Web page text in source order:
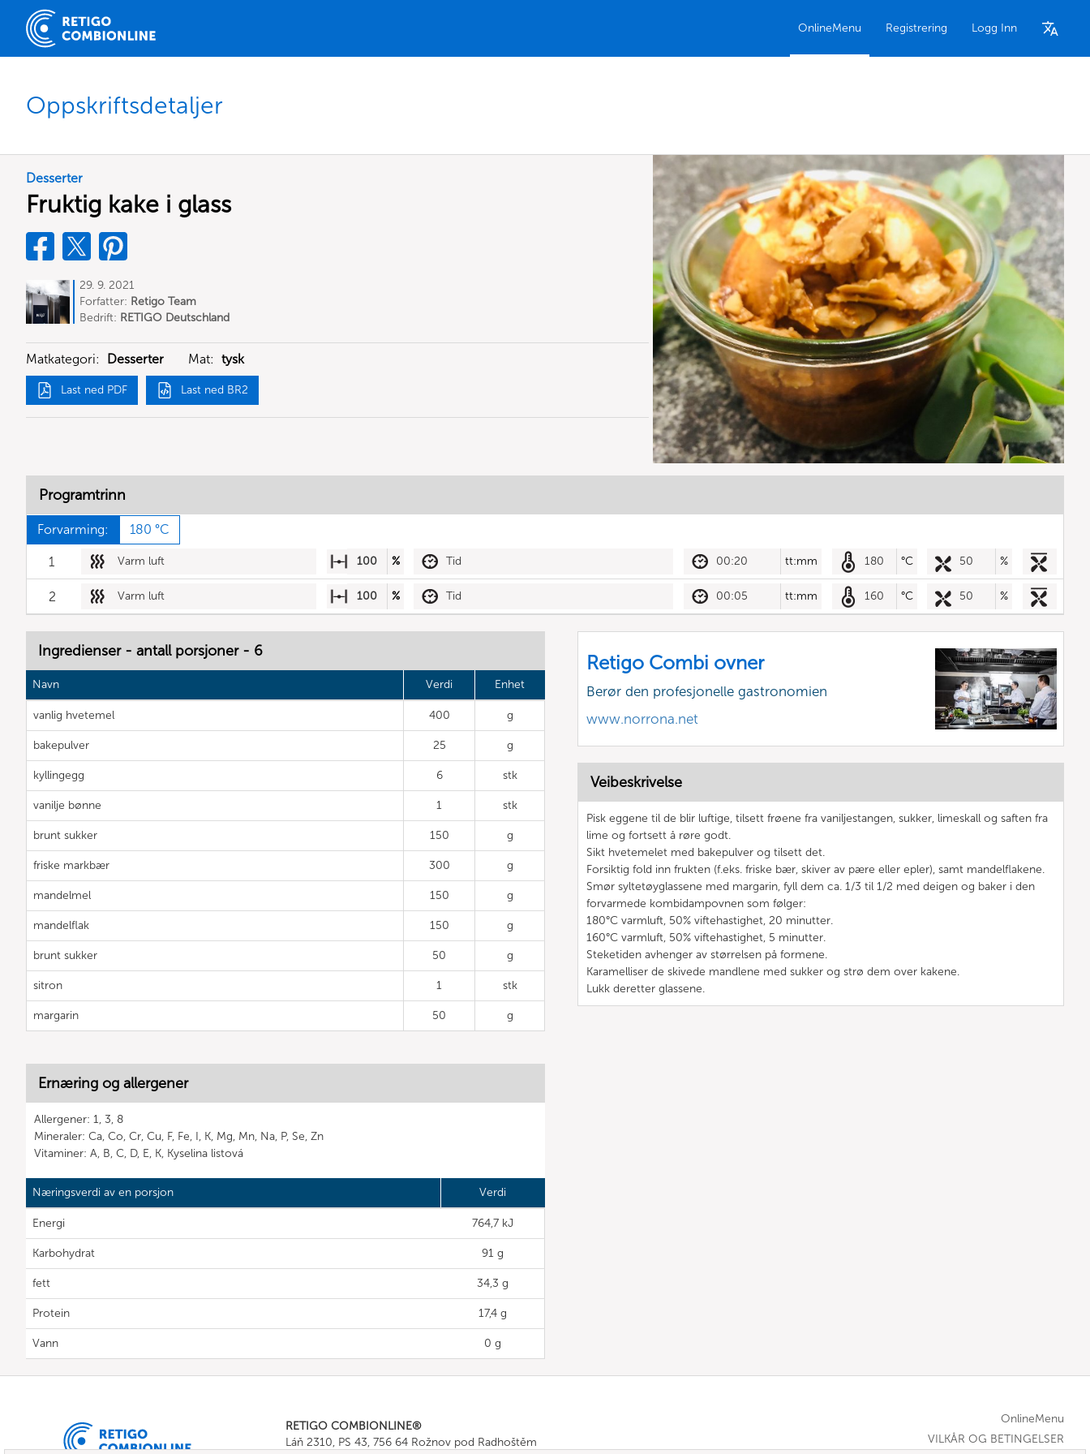
OnlineMenu Registrering Logg Inn
Oppskriftsdetaljer
Desserter
Fruktig kake i glass
29. 9. 2021
Forfatter: Retigo Team
Deutschland
Bedrift: RETIGO Deutschland
Matkategori: Desserter Mat: tysk
Last ned PDF Last ned BR2
Programtrinn
Forvarming: 180 °C
1 Varm luft 100 % Tid 00:20 tt:mm 180 °C 50 %
2 Varm luft 100 % Tid 00:05 tt:mm 160 °C 50 %
Ingredienser - antall porsjoner - 6
Navn Verdi Enhet
vanlig hvetemel 400 g
bakepulver 25 g
kyllingegg 6 stk
vanilje bønne 1 stk
brunt sukker 150 g
friske markbær 300 g
mandelmel 150 g
mandelflak 150 g
brunt sukker 50 g
sitron 1 stk
margarin 50 g
Ernæring og allergener
Allergener: 1, 3, 8
Mineraler: Ca, Co, Cr, Cu, F, Fe, I, K, Mg, Mn, Na, P, Se, Zn
Vitaminer: A, B, C, D, E, K, Kyselina listová
Næringsverdi av en porsjon Verdi
Energi 764,7 kJ
Karbohydrat 91 g
fett 34,3 g
Protein 17,4 g
Vann 0 g
Retigo Combi ovner
Berør den profesjonelle gastronomien
www.norrona.net
Veibeskrivelse
Pisk eggene til de blir luftige, tilsett frøene fra vaniljestangen, sukker, limeskall og saften fra
lime og fortsett å røre godt.
Sikt hvetemelet med bakepulver og tilsett det.
Forsiktig fold inn frukten (f.eks. friske bær, skiver av pære eller epler), samt mandelflakene.
Smør syltetøyglassene med margarin, fyll dem ca. 1/3 til 1/2 med deigen og baker i den
forvarmede kombidampovnen som følger:
180°C varmluft, 50% viftehastighet, 20 minutter.
160°C varmluft, 50% viftehastighet, 5 minutter.
Steketiden avhenger av størrelsen på formene.
Karamelliser de skivede mandlene med sukker og strø dem over kakene.
Lukk deretter glassene.
RETIGO COMBIONLINE®
Láň 2310, PS 43, 756 64 Rožnov pod Radhoštěm
OnlineMenu
VILKÅR OG BETINGELSER